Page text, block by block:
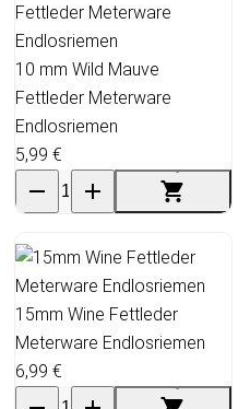
10 mm Wild Mauve
Fettleder Meterware
Endlosriemen
5,99 €
15mm Wine Fettleder
Meterware Endlosriemen
6,99 €